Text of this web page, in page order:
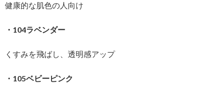
健康的な肌色の人向け
・104ラベンダー
くすみを飛ばし、透明感アップ
・105ベビーピンク